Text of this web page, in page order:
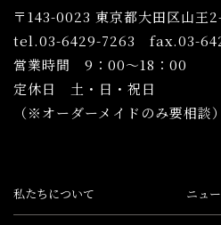
〒143-0023 東京都大田区山王
tel.03-6429-7263 fax.03-
営業時間 9：00〜18：00
定休日 土・日・祝日
（※オーダーメイドのみ要相談）
私たちについて ニュ